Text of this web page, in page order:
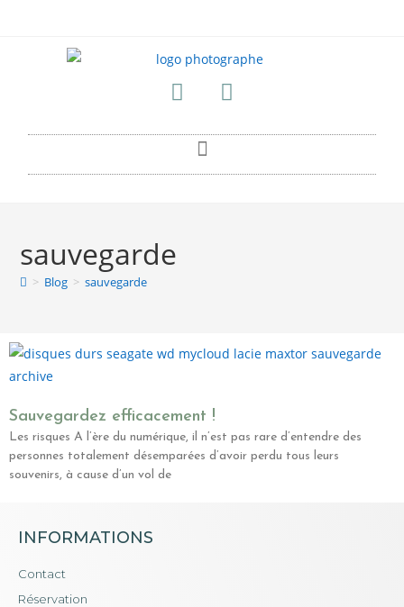
sauvegarde
> Blog > sauvegarde
Sauvegardez efficacement !
Les risques A l’ère du numérique, il n’est pas rare d’entendre des
personnes totalement désemparées d’avoir perdu tous leurs
souvenirs, à cause d’un vol de
INFORMATIONS
Contact
Réservation